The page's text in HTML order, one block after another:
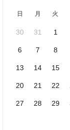
日 月 火
30 31 1
6 7 8
13 14 15
20 21 22
27 28 29